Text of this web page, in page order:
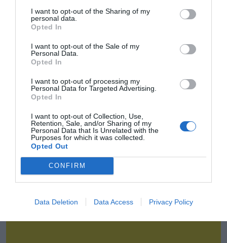
I want to opt-out of the Sharing of my
personal data.
Opted In
I want to opt-out of the Sale of my
Personal Data.
Opted In
I want to opt-out of processing my
Personal Data for Targeted Advertising.
Opted In
I want to opt-out of Collection, Use,
Retention, Sale, and/or Sharing of my
Personal Data that Is Unrelated with the
Purposes for which it was collected.
Opted Out
CONFIRM
Data Deletion Data Access Privacy Policy
Benito Pérez-González
Atlético de Madrid y el principio de la regresión a la media
David Sánchez